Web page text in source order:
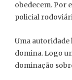
obedecem. Por
policial
Uma
domina. Logo
dominação